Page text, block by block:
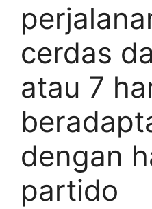
cerdas
atau 7
dengan
partido